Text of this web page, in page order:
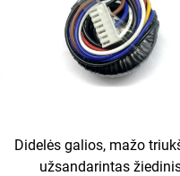
Didelės galios, mažo
užsandarintas